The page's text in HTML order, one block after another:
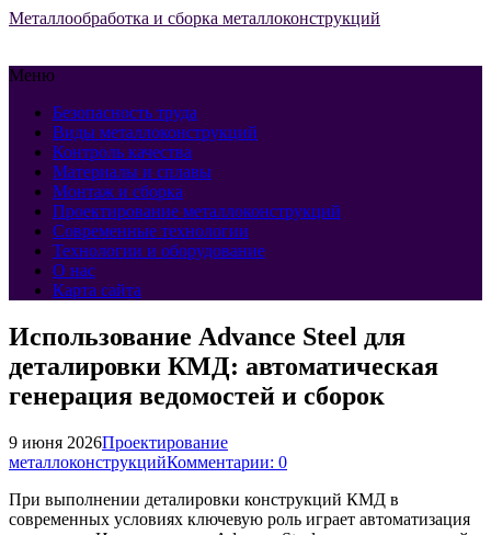
Металлообработка и сборка металлоконструкций
Меню
Безопасность труда
Виды металлоконструкций
Контроль качества
Материалы и сплавы
Монтаж и сборка
Проектирование металлоконструкций
Современные технологии
Технологии и оборудование
О нас
Карта сайта
Использование Advance Steel для
деталировки КМД: автоматическая
генерация ведомостей и сборок
9 июня 2026Проектирование
металлоконструкцийКомментарии: 0
При выполнении деталировки конструкций КМД в
современных условиях ключевую роль играет автоматизация